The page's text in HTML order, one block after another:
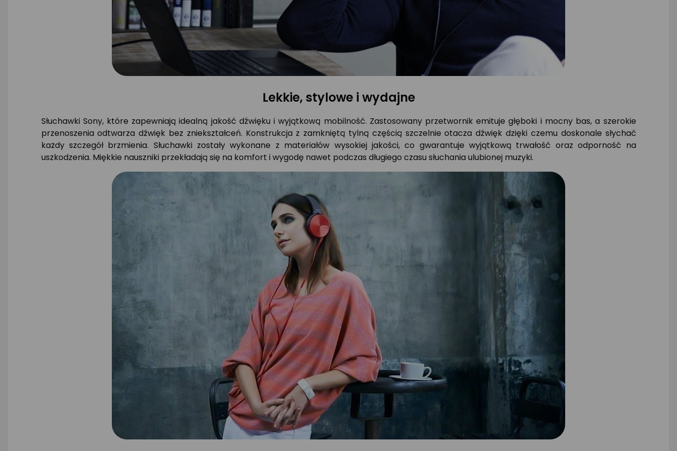
Lekkie, stylowe i wydajne
Słuchawki Sony, które zapewniają idealną jakość dźwięku i wyjątkową mobilność. Zastosowany przetwornik emituje głęboki i mocny bas, a szerokie
przenoszenia odtwarza dźwięk bez zniekształceń. Konstrukcja z zamkniętą tylną częścią szczelnie otacza dźwięk dzięki czemu doskonale słychać
każdy szczegół brzmienia. Słuchawki zostały wykonane z materiałów wysokiej jakości, co gwarantuje wyjątkową trwałość oraz odporność na
uszkodzenia. Miękkie nauszniki przekładają się na komfort i wygodę nawet podczas długiego czasu słuchania ulubionej muzyki.